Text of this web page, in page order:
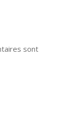
sont